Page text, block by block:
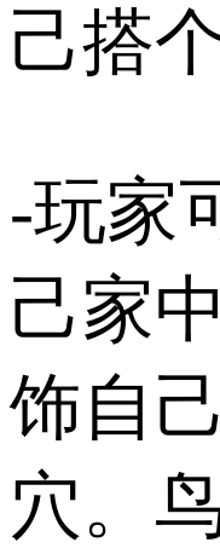
己搭
-玩家
己家
饰自
穴。